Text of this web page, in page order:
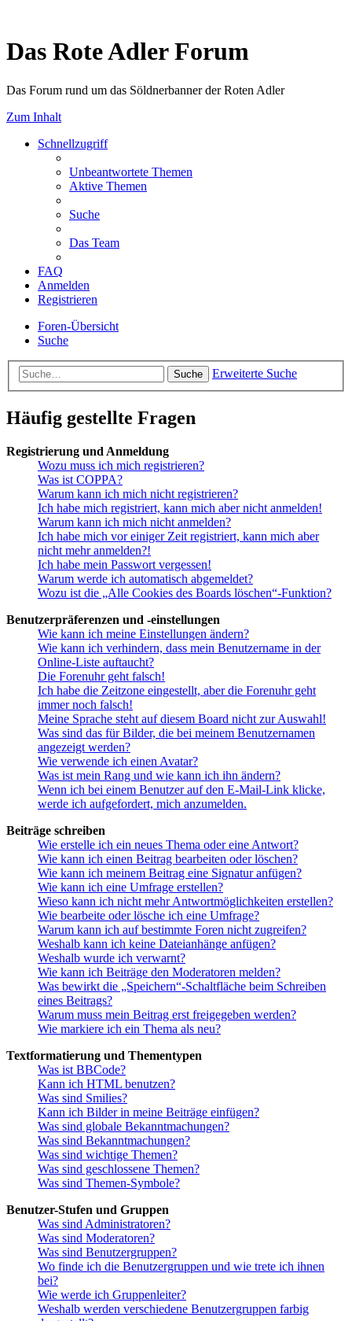
Das Rote Adler Forum
Das Forum rund um das Söldnerbanner der Roten Adler
Zum Inhalt
Schnellzugriff
Unbeantwortete Themen
Aktive Themen
Suche
Das Team
FAQ
Anmelden
Registrieren
Foren-Übersicht
Suche
Suche Erweiterte Suche
Häufig gestellte Fragen
Registrierung und Anmeldung
Wozu muss ich mich registrieren?
Was ist COPPA?
Warum kann ich mich nicht registrieren?
Ich habe mich registriert, kann mich aber nicht anmelden!
Warum kann ich mich nicht anmelden?
Ich habe mich vor einiger Zeit registriert, kann mich aber
nicht mehr anmelden?!
Ich habe mein Passwort vergessen!
Warum werde ich automatisch abgemeldet?
Wozu ist die „Alle Cookies des Boards löschen“-Funktion?
Benutzerpräferenzen und -einstellungen
Wie kann ich meine Einstellungen ändern?
Wie kann ich verhindern, dass mein Benutzername in der
Online-Liste auftaucht?
Die Forenuhr geht falsch!
Ich habe die Zeitzone eingestellt, aber die Forenuhr geht
immer noch falsch!
Meine Sprache steht auf diesem Board nicht zur Auswahl!
Was sind das für Bilder, die bei meinem Benutzernamen
angezeigt werden?
Wie verwende ich einen Avatar?
Was ist mein Rang und wie kann ich ihn ändern?
Wenn ich bei einem Benutzer auf den E-Mail-Link klicke,
werde ich aufgefordert, mich anzumelden.
Beiträge schreiben
Wie erstelle ich ein neues Thema oder eine Antwort?
Wie kann ich einen Beitrag bearbeiten oder löschen?
Wie kann ich meinem Beitrag eine Signatur anfügen?
Wie kann ich eine Umfrage erstellen?
Wieso kann ich nicht mehr Antwortmöglichkeiten erstellen?
Wie bearbeite oder lösche ich eine Umfrage?
Warum kann ich auf bestimmte Foren nicht zugreifen?
Weshalb kann ich keine Dateianhänge anfügen?
Weshalb wurde ich verwarnt?
Wie kann ich Beiträge den Moderatoren melden?
Was bewirkt die „Speichern“-Schaltfläche beim Schreiben
eines Beitrags?
Warum muss mein Beitrag erst freigegeben werden?
Wie markiere ich ein Thema als neu?
Textformatierung und Thementypen
Was ist BBCode?
Kann ich HTML benutzen?
Was sind Smilies?
Kann ich Bilder in meine Beiträge einfügen?
Was sind globale Bekanntmachungen?
Was sind Bekanntmachungen?
Was sind wichtige Themen?
Was sind geschlossene Themen?
Was sind Themen-Symbole?
Benutzer-Stufen und Gruppen
Was sind Administratoren?
Was sind Moderatoren?
Was sind Benutzergruppen?
Wo finde ich die Benutzergruppen und wie trete ich ihnen
bei?
Wie werde ich Gruppenleiter?
Weshalb werden verschiedene Benutzergruppen farbig